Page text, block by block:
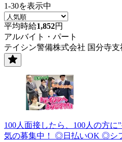
1-30を表示中
平均時給1,852円
アルバイト・パート
テイシン警備株式会社 国分寺支
100人面接したら、100人の方
気の募集中！ ◎日払いOK ◎シ